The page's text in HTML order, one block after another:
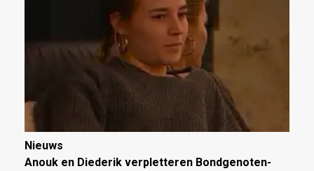
Nieuws
Anouk en Diederik verpletteren Bondgenoten-